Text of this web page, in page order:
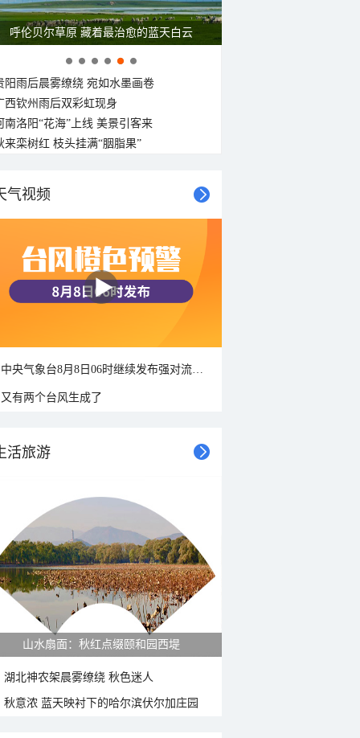
呼伦贝尔草原 藏着最治愈的蓝天白云
阳雨后晨雾缭绕 宛如水墨画卷
西钦州雨后双彩虹现身
南洛阳“花海”上线 美景引客来
来栾树红 枝头挂满“胭脂果”
气视频
又有两个台风生成了
活旅游
山水扇面：秋红点缀颐和园西堤
湖北神农架晨雾缭绕 秋色迷人
秋意浓 蓝天映衬下的哈尔滨伏尔加庄园